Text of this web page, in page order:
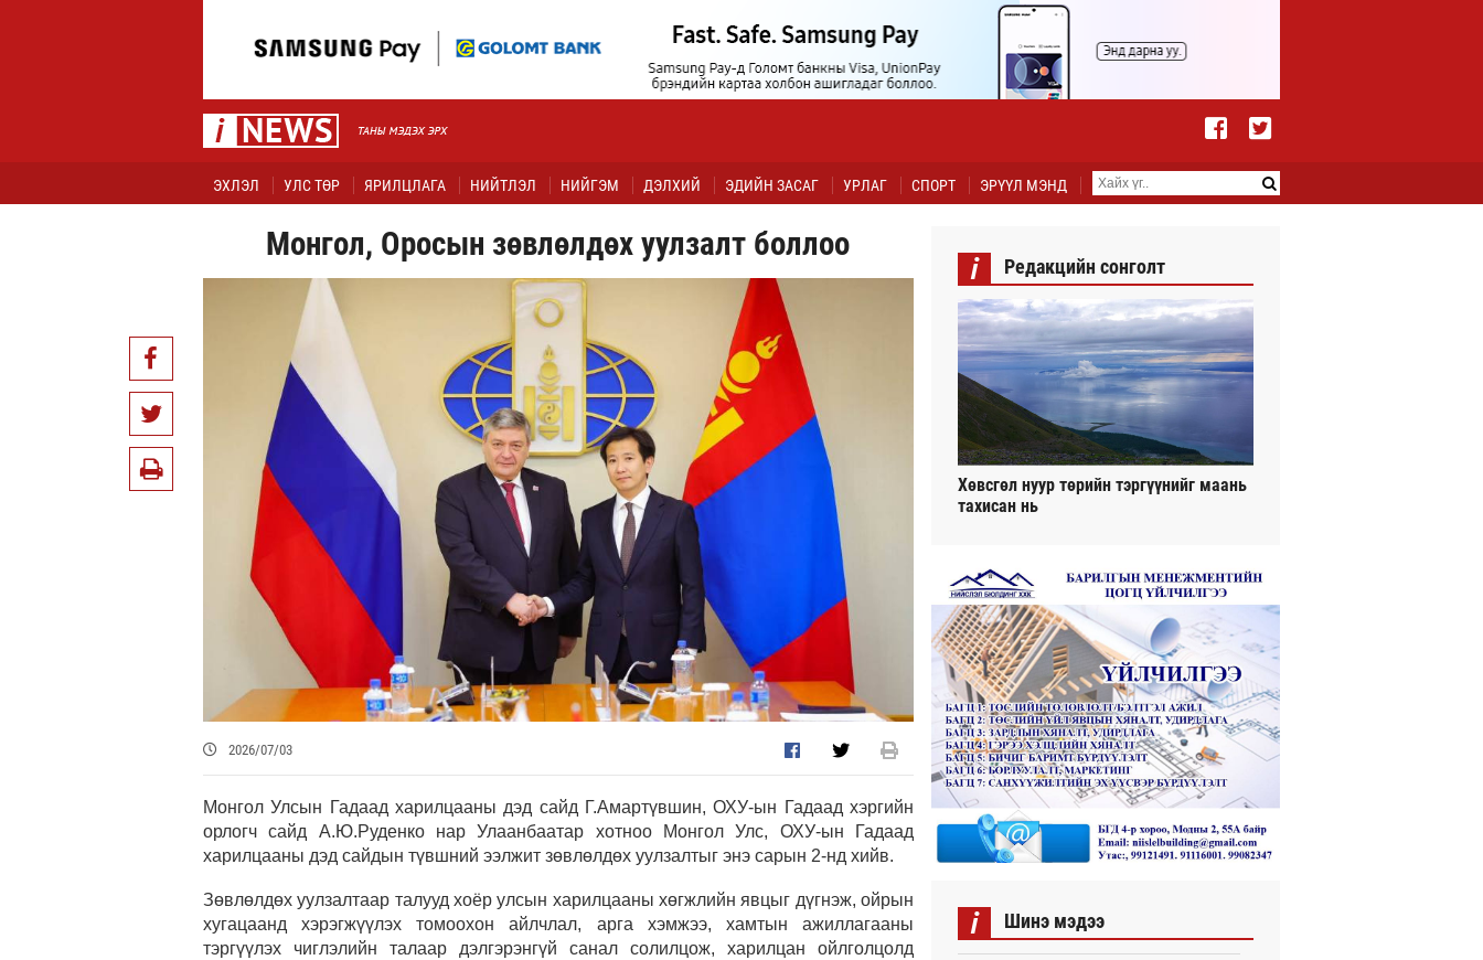
ЭХЛЭЛ УЛС ТӨР ЯРИЛЦЛАГА НИЙТЛЭЛ НИЙГЭМ ДЭЛХИЙ ЭДИЙН ЗАСАГ УРЛАГ СПОРТ ЭРҮҮЛ МЭНД
Монгол, Оросын зөвлөлдөх уулзалт боллоо
2026/07/03
Монгол Улсын Гадаад харилцааны дэд сайд Г.Амартүвшин, ОХУ-ын Гадаад хэргийн
орлогч сайд А.Ю.Руденко нар Улаанбаатар хотноо Монгол Улс, ОХУ-ын Гадаад
харилцааны дэд сайдын түвшний ээлжит зөвлөлдөх уулзалтыг энэ сарын 2-нд хийв.
Зөвлөлдөх уулзалтаар талууд хоёр улсын харилцааны хөгжлийн явцыг дүгнэж, ойрын
хугацаанд хэрэгжүүлэх томоохон айлчлал, арга хэмжээ, хамтын ажиллагааны
тэргүүлэх чиглэлийн талаар дэлгэрэнгүй санал солилцож, харилцан ойлголцолд
i Редакцийн сонголт
Хөвсгөл нуур төрийн тэргүүнийг маань
тахисан нь
i Шинэ мэдээ